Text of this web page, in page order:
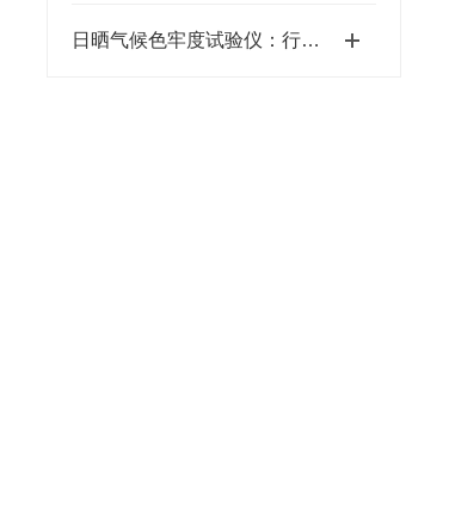
日晒气候色牢度试验仪：行业应用助力产品质量提升